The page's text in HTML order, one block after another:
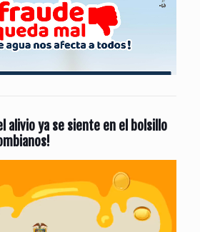
alivio ya se siente en el bolsillo